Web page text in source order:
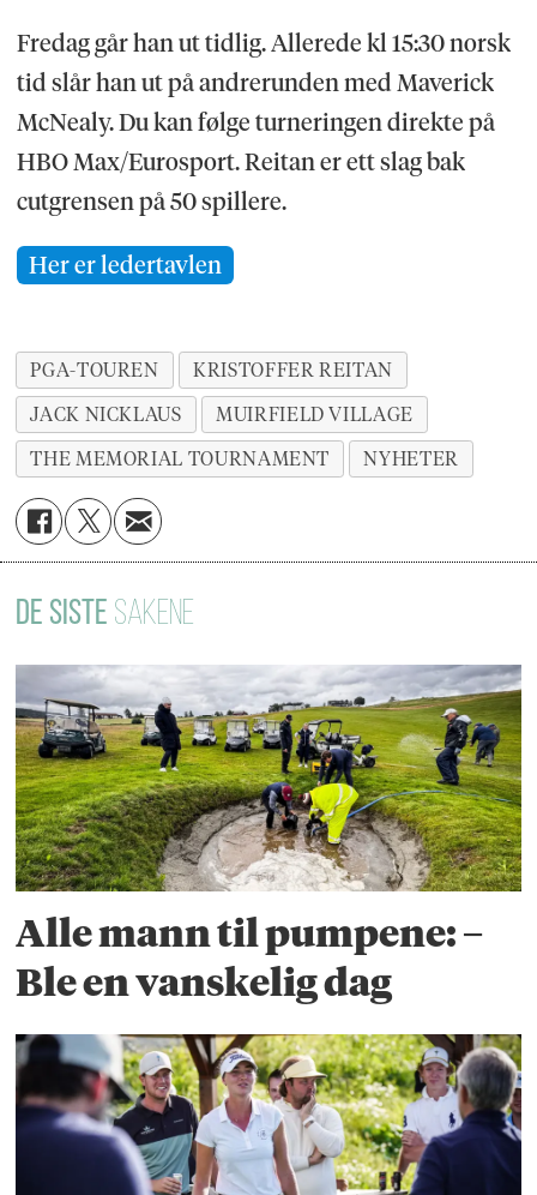
Fredag går han ut tidlig. Allerede kl 15:30 norsk
tid slår han ut på andrerunden med Maverick
McNealy. Du kan følge turneringen direkte på
HBO Max/Eurosport. Reitan er ett slag bak
cutgrensen på 50 spillere.
Her er ledertavlen
PGA-TOUREN
KRISTOFFER REITAN
JACK NICKLAUS
MUIRFIELD VILLAGE
THE MEMORIAL TOURNAMENT
NYHETER
DE SISTE SAKENE
Alle mann til pumpene: –
Ble en vanskelig dag